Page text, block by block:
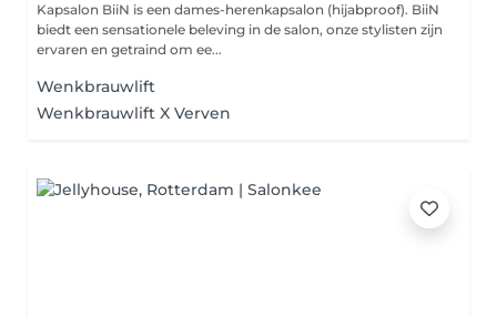
Kapsalon BiiN is een dames-herenkapsalon (hijabproof). BiiN
biedt een sensationele beleving in de salon, onze stylisten zijn
ervaren en getraind om ee...
Wenkbrauwlift
Wenkbrauwlift X Verven